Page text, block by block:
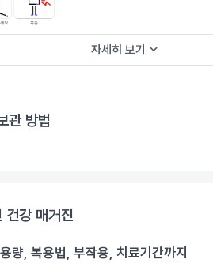
자세히 보기 keyboard_arrow_down
관 방법
건강 매거진
량, 복용법, 부작용, 치료기간까지